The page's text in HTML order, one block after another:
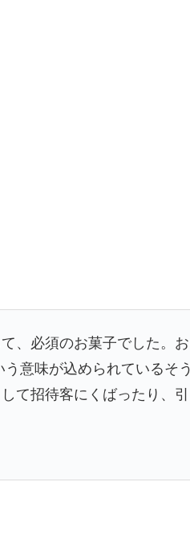
、必須のお菓子でした。
意味が込められているそう
て招待客にくばったり、